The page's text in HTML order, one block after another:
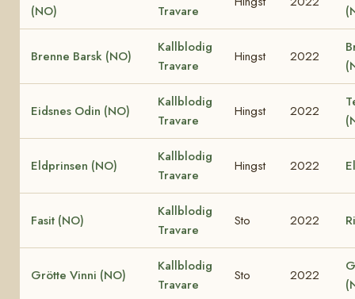
(NO)
Travare
Brenne Barsk (NO)
Kallblodig
Travare
Hingst 2022
Eidsnes Odin (NO)
Kallblodig
Travare
Hingst 2022
Eldprinsen (NO)
Kallblodig
Travare
Hingst 2022
Fasit (NO)
Kallblodig
Travare
Sto 2022
Grötte Vinni (NO)
Kallblodig
Travare
Sto 2022